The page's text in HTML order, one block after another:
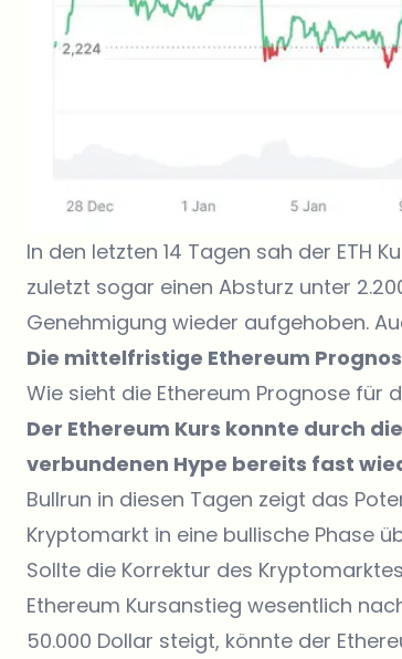
In den letzten 14 Tagen sah der ETH
zuletzt sogar einen Absturz unter
Genehmigung wieder aufgehoben.
Die mittelfristige Ethereum
Wie sieht die Ethereum Prognose für
Der Ethereum Kurs konnte durch
verbundenen Hype bereits fast
Bullrun in diesen Tagen zeigt das
Kryptomarkt in eine bullische Phase
Sollte die Korrektur des
Ethereum Kursanstieg wesentlich
50.000 Dollar steigt, könnte der